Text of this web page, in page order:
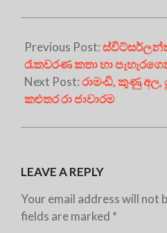
Previous Post:
රැකවරණ කතා හා
Next Post:රාමංඩි, කුණු
කළුතර රා ජාවාරම
LEAVE A REPLY
Your email address will not
fields are marked *